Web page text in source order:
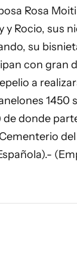
Rosa
y Rocio, sus
su
con gran
a
1450
de donde